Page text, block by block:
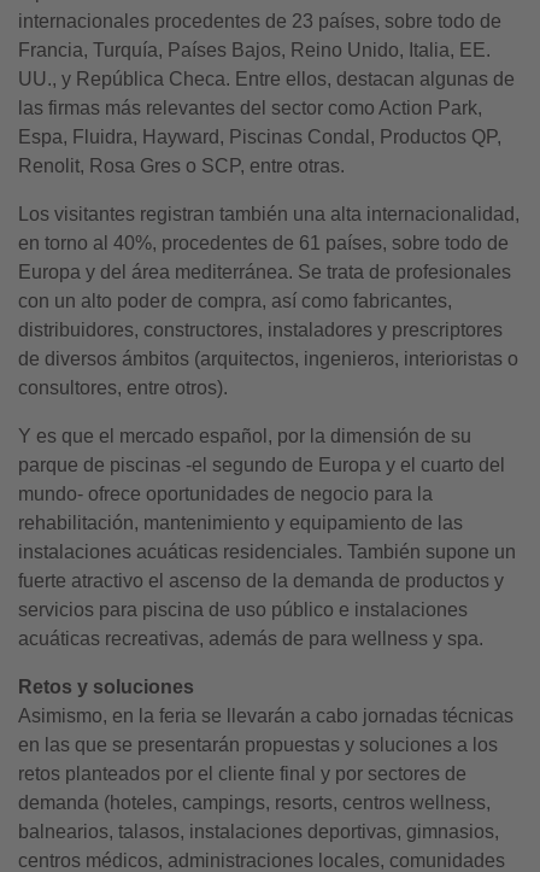
internacionales procedentes de 23 países, sobre todo de
Francia, Turquía, Países Bajos, Reino Unido, Italia, EE.
UU., y República Checa. Entre ellos, destacan algunas de
las firmas más relevantes del sector como Action Park,
Espa, Fluidra, Hayward, Piscinas Condal, Productos QP,
Renolit, Rosa Gres o SCP, entre otras.
Los visitantes registran también una alta internacionalidad,
en torno al 40%, procedentes de 61 países, sobre todo de
Europa y del área mediterránea. Se trata de profesionales
con un alto poder de compra, así como fabricantes,
distribuidores, constructores, instaladores y prescriptores
de diversos ámbitos (arquitectos, ingenieros, interioristas o
consultores, entre otros).
Y es que el mercado español, por la dimensión de su
parque de piscinas -el segundo de Europa y el cuarto del
mundo- ofrece oportunidades de negocio para la
rehabilitación, mantenimiento y equipamiento de las
instalaciones acuáticas residenciales. También supone un
fuerte atractivo el ascenso de la demanda de productos y
servicios para piscina de uso público e instalaciones
acuáticas recreativas, además de para wellness y spa.
Retos y soluciones
Asimismo, en la feria se llevarán a cabo jornadas técnicas
en las que se presentarán propuestas y soluciones a los
retos planteados por el cliente final y por sectores de
demanda (hoteles, campings, resorts, centros wellness,
balnearios, talasos, instalaciones deportivas, gimnasios,
centros médicos, administraciones locales, comunidades